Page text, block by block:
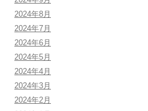
2024年8月
2024年7月
2024年6月
2024年5月
2024年4月
2024年3月
2024年2月